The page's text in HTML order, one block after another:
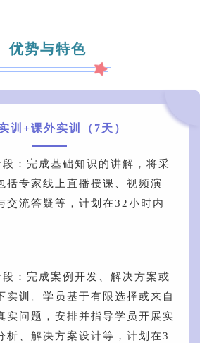
优势与特色
训+课外实训（7天）
：完成基础知识的讲解，将采
括专家线上直播授课、视频演
交流答疑等，计划在32小时内
：完成案例开发、解决方案或
实训。学员基于有限选择或来自
实问题，安排并指导学员开展实
析、解决方案设计等，计划在3